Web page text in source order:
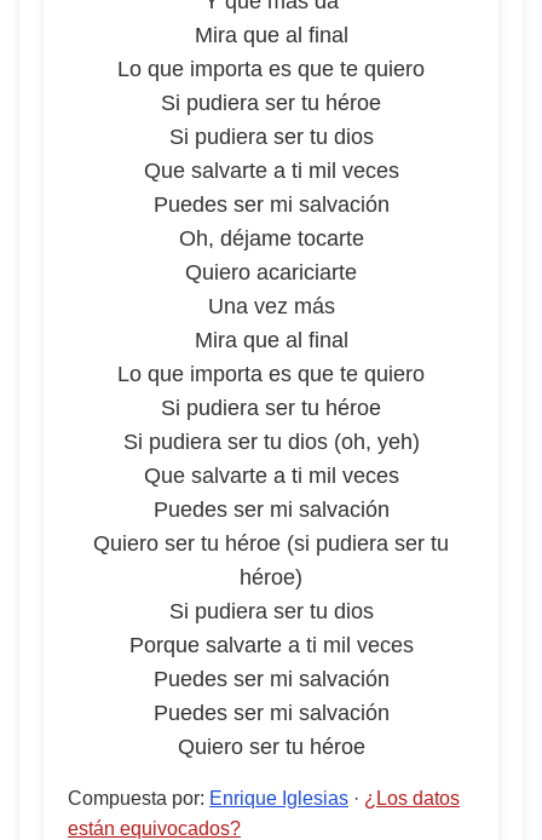
Mira que al final
Lo que importa es que te quiero
Si pudiera ser tu héroe
Si pudiera ser tu dios
Que salvarte a ti mil veces
Puedes ser mi salvación
Oh, déjame tocarte
Quiero acariciarte
Una vez más
Mira que al final
Lo que importa es que te quiero
Si pudiera ser tu héroe
Si pudiera ser tu dios (oh, yeh)
Que salvarte a ti mil veces
Puedes ser mi salvación
Quiero ser tu héroe (si pudiera ser tu
héroe)
Si pudiera ser tu dios
Porque salvarte a ti mil veces
Puedes ser mi salvación
Puedes ser mi salvación
Quiero ser tu héroe
Compuesta por: Enrique Iglesias · ¿Los datos
están equivocados?